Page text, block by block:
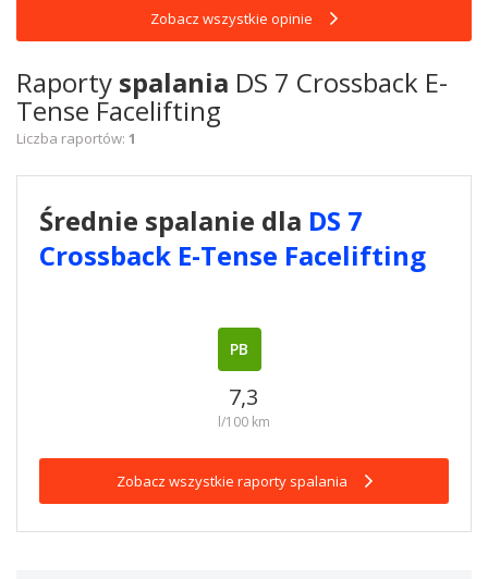
Zobacz wszystkie opinie
Raporty spalania DS 7 Crossback E-
Tense Facelifting
Liczba raportów: 1
Średnie spalanie dla DS 7
Crossback E-Tense Facelifting
PB
7,3
l/100 km
Zobacz wszystkie raporty spalania